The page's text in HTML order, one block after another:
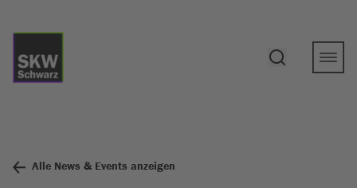
Alle News & Events anzeigen